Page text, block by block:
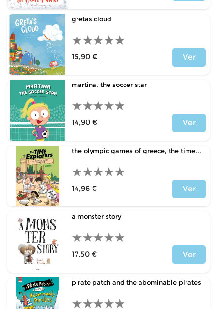
gretas cloud
15,90 €
Ver
martina, the soccer star
14,90 €
Ver
the olympic games of greece, the time...
14,96 €
Ver
a monster story
17,50 €
Ver
pirate patch and the abominable pirates